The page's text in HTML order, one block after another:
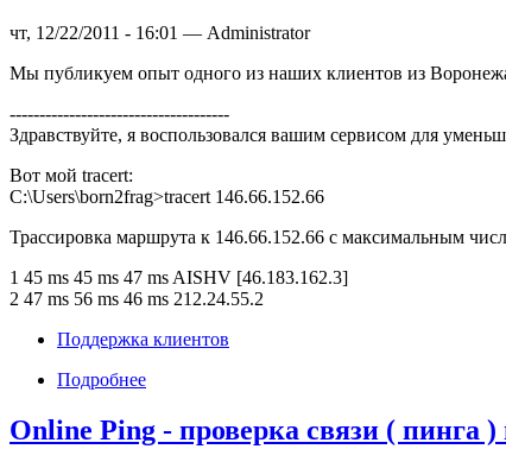
чт, 12/22/2011 - 16:01 — Administrator
Мы публикуем опыт одного из наших клиентов из
-------------------------------------
Здравствуйте, я воспользовался вашим сервисом для
Вот мой tracert:
C:\Users\born2frag>tracert 146.66.152.66
Трассировка маршрута к 146.66.152.66 с максимальным
1 45 ms 45 ms 47 ms AISHV [46.183.162.3]
2 47 ms 56 ms 46 ms 212.24.55.2
Поддержка клиентов
Подробнее
Online Ping - проверка связи ( пинга